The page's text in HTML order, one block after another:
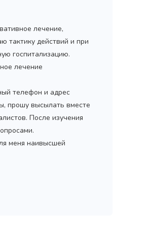
лечение,
тактику действий и при
госпитализацию.
лечение
телефон и адрес
прошу высылать вместе
После изучения
меня наивысшей